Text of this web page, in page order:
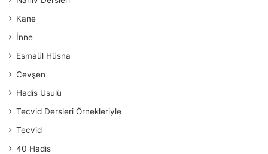
Kane
İnne
Esmaül Hüsna
Cevşen
Hadis Usulü
Tecvid Dersleri Örnekleriyle
Tecvid
40 Hadis